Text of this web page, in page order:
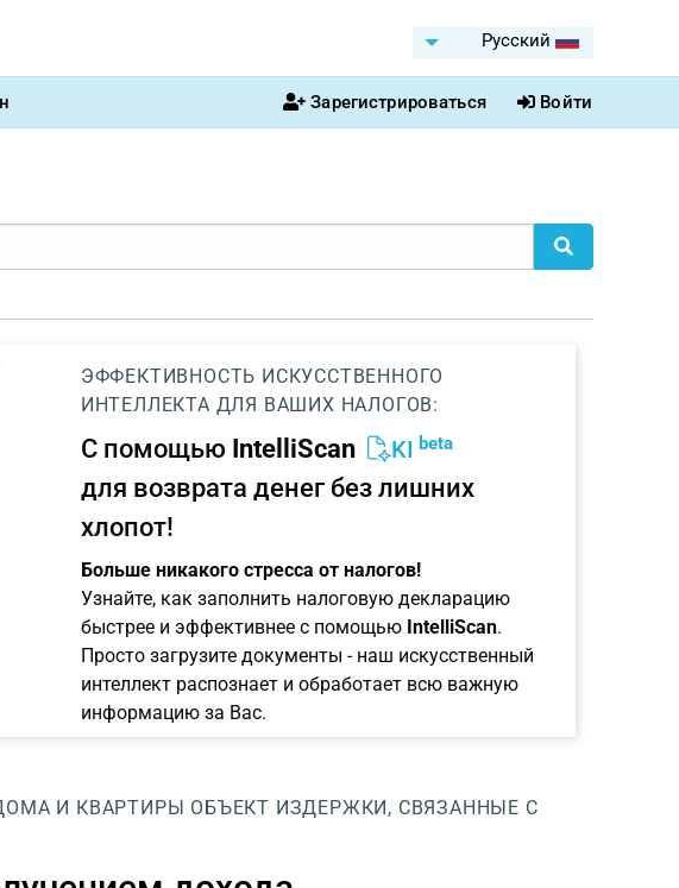
Pусский
Зарегистрироваться Войти
ЭФФЕКТИВНОСТЬ ИСКУССТВЕННОГО
ИНТЕЛЛЕКТА ДЛЯ ВАШИХ НАЛОГОВ:
С помощью IntelliScan KI beta
для возврата денег без лишних
хлопот!
Больше никакого стресса от налогов!
Узнайте, как заполнить налоговую декларацию
быстрее и эффективнее с помощью IntelliScan.
Просто загрузите документы - наш искусственный
интеллект распознает и обработает всю важную
информацию за Вас.
И КВАРТИРЫ ОБЪЕКТ ИЗДЕРЖКИ, СВЯЗАННЫЕ С